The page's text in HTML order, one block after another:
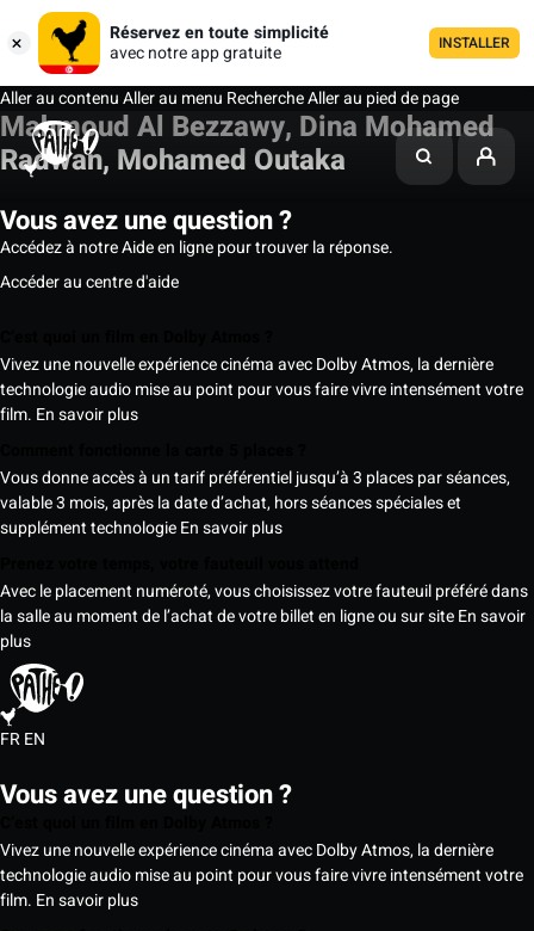
Réservez en toute simplicité
avec notre app gratuite
INSTALLER
Aller au contenuAller au menu RechercheAller au pied de page
Mahmoud Al Bezzawy, Dina Mohamed
Radwan, Mohamed Outaka
Vous avez une question ?
Accédez à notre Aide en ligne pour trouver la réponse.
Accéder au centre d'aide
Vivez une nouvelle expérience cinéma avec Dolby Atmos, la dernière
technologie audio mise au point pour vous faire vivre intensément votre
film. En savoir plus
Vous donne accès à un tarif préférentiel jusqu’à 3 places par séances,
valable 3 mois, après la date d’achat, hors séances spéciales et
supplément technologieEn savoir plus
Avec le placement numéroté, vous choisissez votre fauteuil préféré dans
la salle au moment de l’achat de votre billet en ligne ou sur siteEn savoir
plus
FREN
Vous avez une question ?
Vivez une nouvelle expérience cinéma avec Dolby Atmos, la dernière
technologie audio mise au point pour vous faire vivre intensément votre
film. En savoir plus